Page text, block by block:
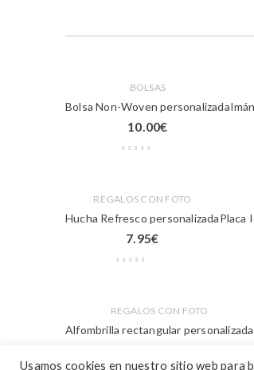
BOLSAS
Bolsa Non-Woven personalizada
10.00€
REGALOS CON FOTO
Hucha Refresco personalizada
7.95€
Placa
REGALOS CON FOTO
Alfombrilla rectangular personalizada
Usamos cookies en nuestro sitio web para